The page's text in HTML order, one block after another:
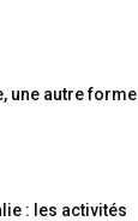
une autre forme
: les activités